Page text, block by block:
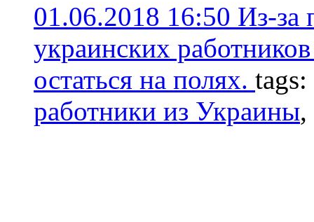
01.06.2018 16:50 Из-за
украинских
остаться на полях. tags:
работники из Украины,